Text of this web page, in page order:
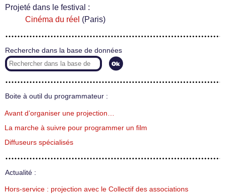
Projeté dans le festival :
Cinéma du réel (Paris)
Recherche dans la base de données
Boite à outil du programmateur :
Avant d’organiser une projection…
La marche à suivre pour programmer un film
Diffuseurs spécialisés
Actualité :
Hors-service : projection avec le Collectif des associations